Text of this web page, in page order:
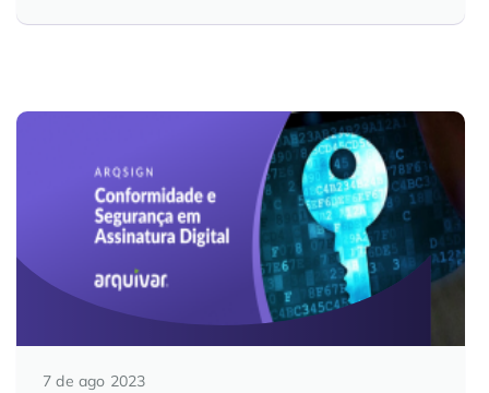
Guarda de Documentos
7 de ago 2023